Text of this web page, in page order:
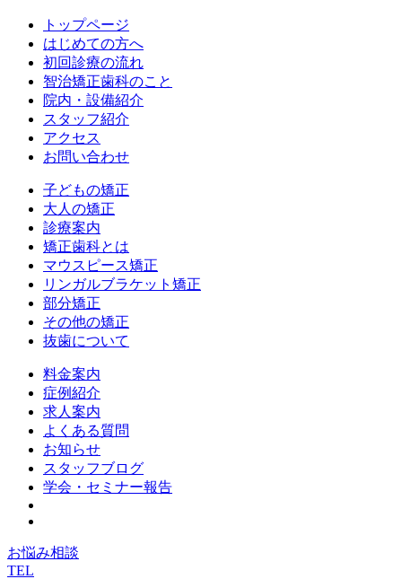
トップページ
はじめての方へ
初回診療の流れ
智治矯正歯科のこと
院内・設備紹介
スタッフ紹介
アクセス
お問い合わせ
子どもの矯正
大人の矯正
診療案内
矯正歯科とは
マウスピース矯正
リンガルブラケット矯正
部分矯正
その他の矯正
抜歯について
料金案内
症例紹介
求人案内
よくある質問
お知らせ
スタッフブログ
学会・セミナー報告
お悩み相談
TEL